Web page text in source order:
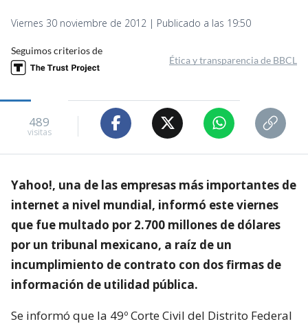
Viernes 30 noviembre de 2012 | Publicado a las 19:50
Seguimos criterios de
Ética y transparencia de BBCL
489
visitas
Yahoo!, una de las empresas más importantes de
internet a nivel mundial, informó este viernes
que fue multado por 2.700 millones de dólares
por un tribunal mexicano, a raíz de un
incumplimiento de contrato con dos firmas de
información de utilidad pública.
Se informó que la 49º Corte Civil del Distrito Federal